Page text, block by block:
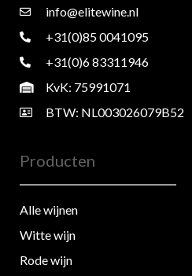
info@elitewine.nl
+31(0)85 0041095
+31(0)6 83311946
KvK: 75991071
BTW: NL003026079B52
Producten
Alle wijnen
Witte wijn
Rode wijn